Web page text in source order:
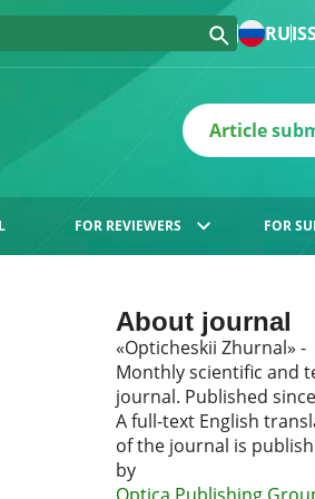
RU
Article
FOR REVIEWERS FOR
About journal
«Opticheskii Zhurnal» -
Monthly scientific and
journal. Published
A full-text English
of the journal is
by